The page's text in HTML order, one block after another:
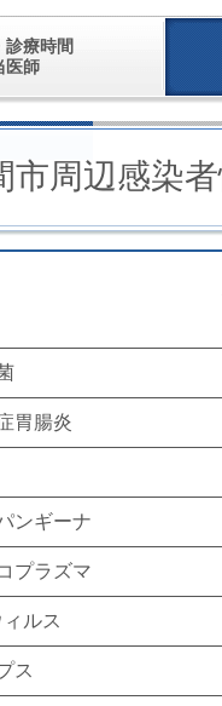
診療時間
医師
市周辺感染
胃腸炎
ンギーナ
プラズマ
ルス
ス